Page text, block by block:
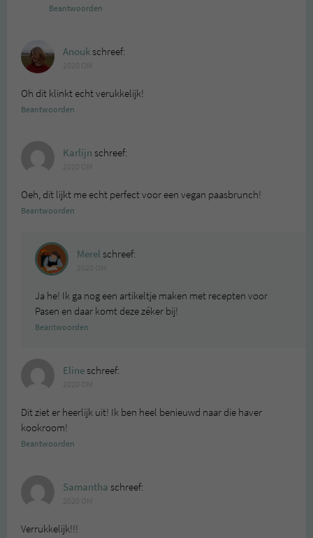
Beantwoorden
Anoukschreef:
Oh dit klinkt echt verukkelijk!
Beantwoorden
Karlijn schreef:
Oeh, dit lijkt me echt perfect voor een vegan paasbrunch!
Beantwoorden
Merel schreef:
Ja he! Ik ga nog een artikeltje maken met recepten voor
Pasen en daar komt deze zéker bij!
Beantwoorden
Elineschreef:
Dit ziet er heerlijk uit! Ik ben heel benieuwd naar die haver
kookroom!
Beantwoorden
Samantha schreef:
Verrukkelijk!!!